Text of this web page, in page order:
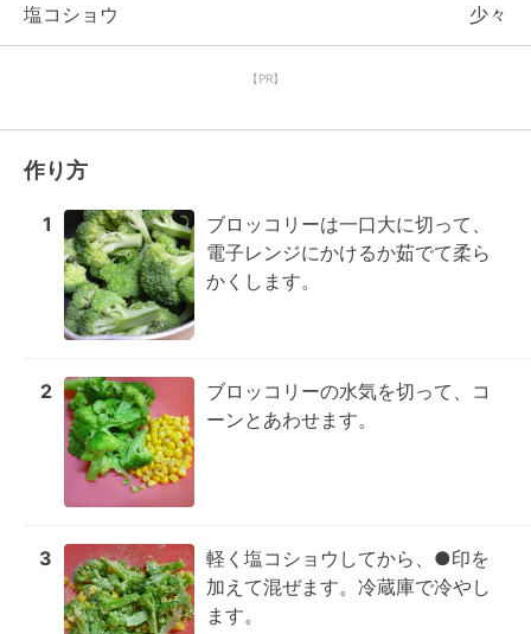
塩コショウ 少々
【PR】
作り方
1
ブロッコリーは一口大に切って、
電子レンジにかけるか茹でて柔ら
かくします。
2
ブロッコリーの水気を切って、コ
ーンとあわせます。
3
軽く塩コショウしてから、●印を
加えて混ぜます。冷蔵庫で冷やし
ます。